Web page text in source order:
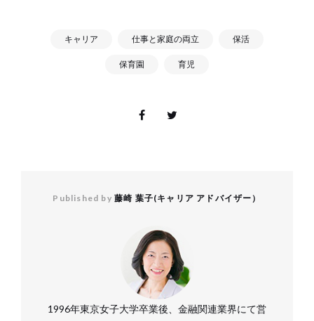
キャリア 仕事と家庭の両立 保活
保育園 育児
Published by 藤崎 葉子(キャリア アドバイザー）
1996年東京女子大学卒業後、金融関連業界にて営